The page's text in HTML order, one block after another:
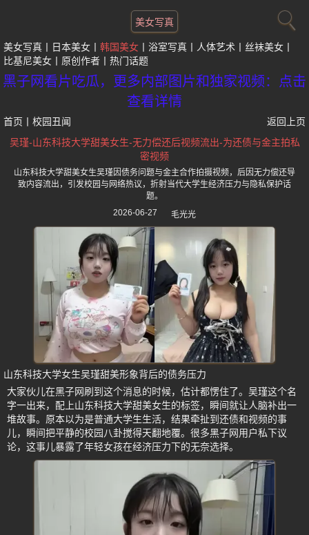
美女写真
美女写真 日本美女 韩国美女 浴室写真 人体艺术
丝袜美女
比基尼美女
原创作者 热门话题
黑子网看片吃瓜，更多内部图片和独家视频：点击
查看详情
首页 校园丑闻
返回上页
吴瑾-山东科技大学甜美女生-无力偿还后视频流出-为还债与金主拍私
密视频
山东科技大学甜美女生吴瑾因债务问题与金主合作拍摄视频，后因无力偿还导
致内容流出，引发校园与网络热议，折射当代大学生经济压力与隐私保护话
题。
2026-06-27
毛光光
山东科技大学女生吴瑾甜美形象背后的债务压力
大家伙儿在黑子网刷到这个消息的时候，估计都愣住了。吴瑾这个名
字一出来，配上山东科技大学甜美女生的标签，瞬间就让人脑补出一
堆故事。原本以为是普通大学生生活，结果牵扯到还债和视频的事
儿，瞬间把平静的校园八卦搅得天翻地覆。很多黑子网用户私下议
论，这事儿暴露了年轻女孩在经济压力下的无奈选择。